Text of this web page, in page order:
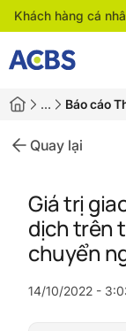
Khách hàng cá
… Báo cáo
Quay lại
Giá trị
dịch trên
chuyển
14/10/2022 -